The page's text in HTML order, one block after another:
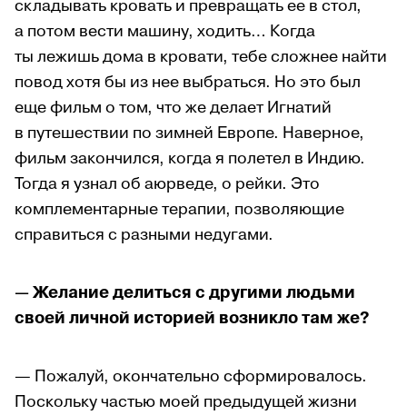
складывать кровать и превращать ее в стол,
а потом вести машину, ходить… Когда
ты лежишь дома в кровати, тебе сложнее найти
повод хотя бы из нее выбраться. Но это был
еще фильм о том, что же делает Игнатий
в путешествии по зимней Европе. Наверное,
фильм закончился, когда я полетел в Индию.
Тогда я узнал об аюрведе, о рейки. Это
комплементарные терапии, позволяющие
справиться с разными недугами.
— Желание делиться с другими людьми
своей личной историей возникло там же?
— Пожалуй, окончательно сформировалось.
Поскольку частью моей предыдущей жизни